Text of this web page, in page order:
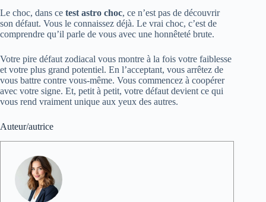
Le choc, dans ce test astro choc, ce n’est pas de découvrir
son défaut. Vous le connaissez déjà. Le vrai choc, c’est de
comprendre qu’il parle de vous avec une honnêteté brute.
Votre pire défaut zodiacal vous montre à la fois votre faiblesse
et votre plus grand potentiel. En l’acceptant, vous arrêtez de
vous battre contre vous-même. Vous commencez à coopérer
avec votre signe. Et, petit à petit, votre défaut devient ce qui
vous rend vraiment unique aux yeux des autres.
Auteur/autrice